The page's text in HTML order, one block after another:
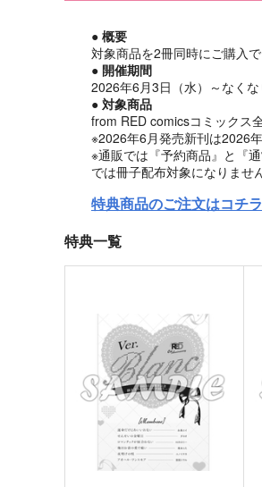
● 概要
対象商品を2冊同時にご購入
● 開催期間
2026年6月3日（水）～なく
● 対象商品
from RED comicsコミックス
※2026年6月発売新刊は2026
※通販では『予約商品』と『
では冊子配布対象になりませ
特典商品のご注文はコチ
特典一覧